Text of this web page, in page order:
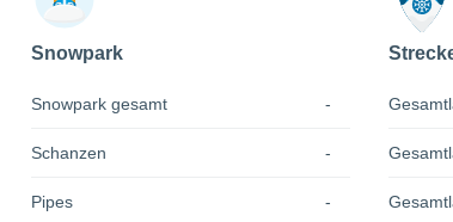
Snowpark
Snowpark gesamt -
Schanzen -
Pipes -